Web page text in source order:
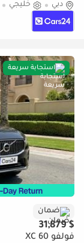
دبي خليجي
استجابة سريعة
ضمان
$ 31,879
فولفو XC 60